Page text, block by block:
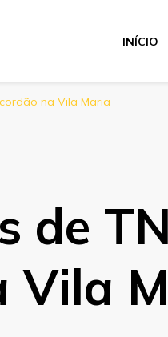
INÍCIO
na Vila Maria
de
Vila